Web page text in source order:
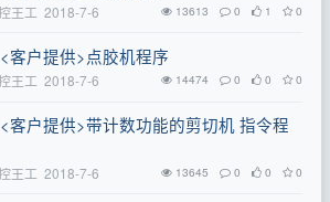
王工 2018-7-6 13613 0 1 0
<客户提供>点胶机程序
王工 2018-7-6 14474 0 0 0
<客户提供>带计数功能的剪切机 指令程
王工 2018-7-6 13645 0 0 0